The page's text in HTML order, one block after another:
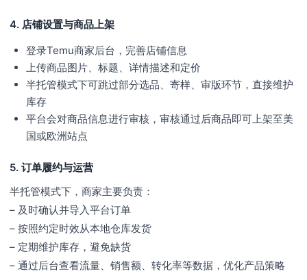
4. 店铺设置与商品上架
登录Temu商家后台，完善店铺信息
上传商品图片、标题、详情描述和定价
半托管模式下可跳过部分选品、寄样、审版环节，直接维护
库存
平台会对商品信息进行审核，审核通过后商品即可上架至美
国或欧洲站点
5. 订单履约与运营
半托管模式下，商家主要负责：
– 及时确认并导入平台订单
– 按照约定时效从本地仓库发货
– 定期维护库存，避免缺货
– 通过后台查看流量、销售额、转化率等数据，优化产品策略